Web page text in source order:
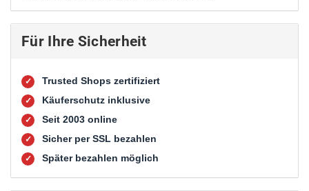
Für Ihre Sicherheit
✓ Trusted Shops zertifiziert
✓ Käuferschutz inklusive
✓ Seit 2003 online
✓ Sicher per SSL bezahlen
✓ Später bezahlen möglich